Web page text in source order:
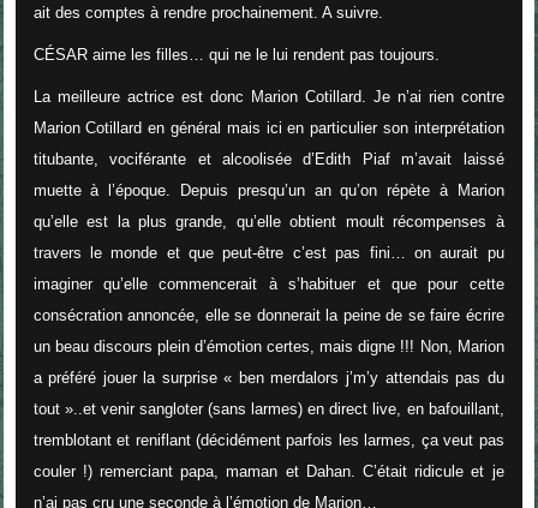
ait des comptes à rendre prochainement. A suivre.
CÉSAR aime les filles… qui ne le lui rendent pas toujours.
La meilleure actrice est donc Marion Cotillard. Je n’ai rien contre
Marion Cotillard en général mais ici en particulier son interprétation
titubante, vociférante et alcoolisée d’Edith Piaf m’avait laissé
muette à l’époque. Depuis presqu’un an qu’on répète à Marion
qu’elle est la plus grande, qu’elle obtient moult récompenses à
travers le monde et que peut-être c’est pas fini… on aurait pu
imaginer qu’elle commencerait à s’habituer et que pour cette
consécration annoncée, elle se donnerait la peine de se faire écrire
un beau discours plein d’émotion certes, mais digne !!! Non, Marion
a préféré jouer la surprise « ben merdalors j’m’y attendais pas du
tout »..et venir sangloter (sans larmes) en direct live, en bafouillant,
tremblotant et reniflant (décidément parfois les larmes, ça veut pas
couler !) remerciant papa, maman et Dahan. C’était ridicule et je
n’ai pas cru une seconde à l’émotion de Marion…